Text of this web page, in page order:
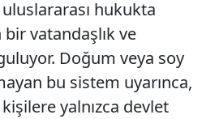
hukukta
vatandaşlık ve
Doğum veya soy
bu sistem uyarınca,
yalnızca devlet